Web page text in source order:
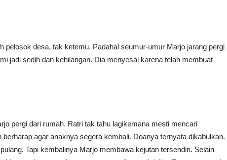
pelosok desa, tak ketemu. Padahal seumur-umur Marjo jarang pergi
jadi sedih dan kehilangan. Dia menyesal karena telah membuat
pergi dari rumah. Ratri tak tahu lagikemana mesti mencari
agar anaknya segera kembali. Doanya ternyata dikabulkan.
Tapi kembalinya Marjo membawa kejutan tersendiri. Selain